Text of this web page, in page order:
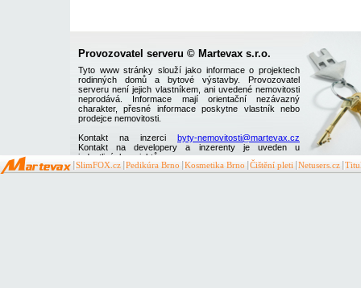
Provozovatel serveru © Martevax s.r.o.
Tyto www stránky slouží jako informace o projektech
rodinných domů a bytové výstavby. Provozovatel
serveru není jejich vlastníkem, ani uvedené nemovitosti
neprodává. Informace mají orientační nezávazný
charakter, přesné informace poskytne vlastník nebo
prodejce nemovitosti.
Kontakt na inzerci byty-nemovitosti@martevax.cz
Kontakt na developery a inzerenty je uveden u
jednotlivých projektů
SlimFOX.cz Pedikúra Brno Kosmetika Brno Čištění pleti Netusers.cz